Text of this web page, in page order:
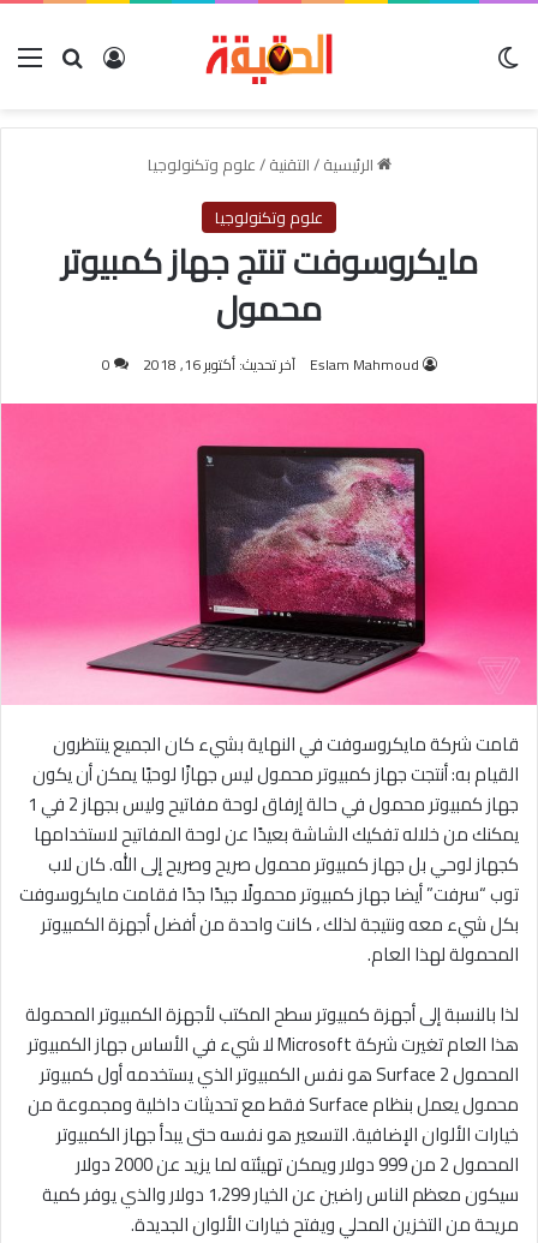
بحث عنتسجيل
الرئيسية/التقنية/علوم وتكنولوجيا
علوم وتكنولوجيا
مايكروسوفت تنتج جهاز كمبيوتر
محمول
Eslam Mahmoud آخر تحديث: أكتوبر 16, 2018 0
قامت شركة مايكروسوفت في النهاية بشيء كان الجميع ينتظرون
القيام به: أنتجت جهاز كمبيوتر محمول ليس جهازًا لوحيًا يمكن أن يكون
جهاز كمبيوتر محمول في حالة إرفاق لوحة مفاتيح وليس بجهاز 2 في 1
يمكنك من خلاله تفكيك الشاشة بعيدًا عن لوحة المفاتيح لاستخدامها
كجهاز لوحي بل جهاز كمبيوتر محمول صريح وصريح إلى الله. كان لاب
توب “سرفت” أيضا جهاز كمبيوتر محمولًا جيدًا جدًا فقامت مايكروسوفت
بكل شيء معه ونتيجة لذلك ، كانت واحدة من أفضل أجهزة الكمبيوتر
المحمولة لهذا العام.
لذا بالنسبة إلى أجهزة كمبيوتر سطح المكتب لأجهزة الكمبيوتر المحمولة
هذا العام تغيرت شركة Microsoft لا شيء في الأساس جهاز الكمبيوتر
المحمول Surface 2 هو نفس الكمبيوتر الذي يستخدمه أول كمبيوتر
محمول يعمل بنظام Surface فقط مع تحديثات داخلية ومجموعة من
خيارات الألوان الإضافية. التسعير هو نفسه حتى يبدأ جهاز الكمبيوتر
المحمول 2 من 999 دولار ويمكن تهيئته لما يزيد عن 2000 دولار
سيكون معظم الناس راضين عن الخيار 1،299 دولار والذي يوفر كمية
مريحة من التخزين المحلي ويفتح خيارات الألوان الجديدة.